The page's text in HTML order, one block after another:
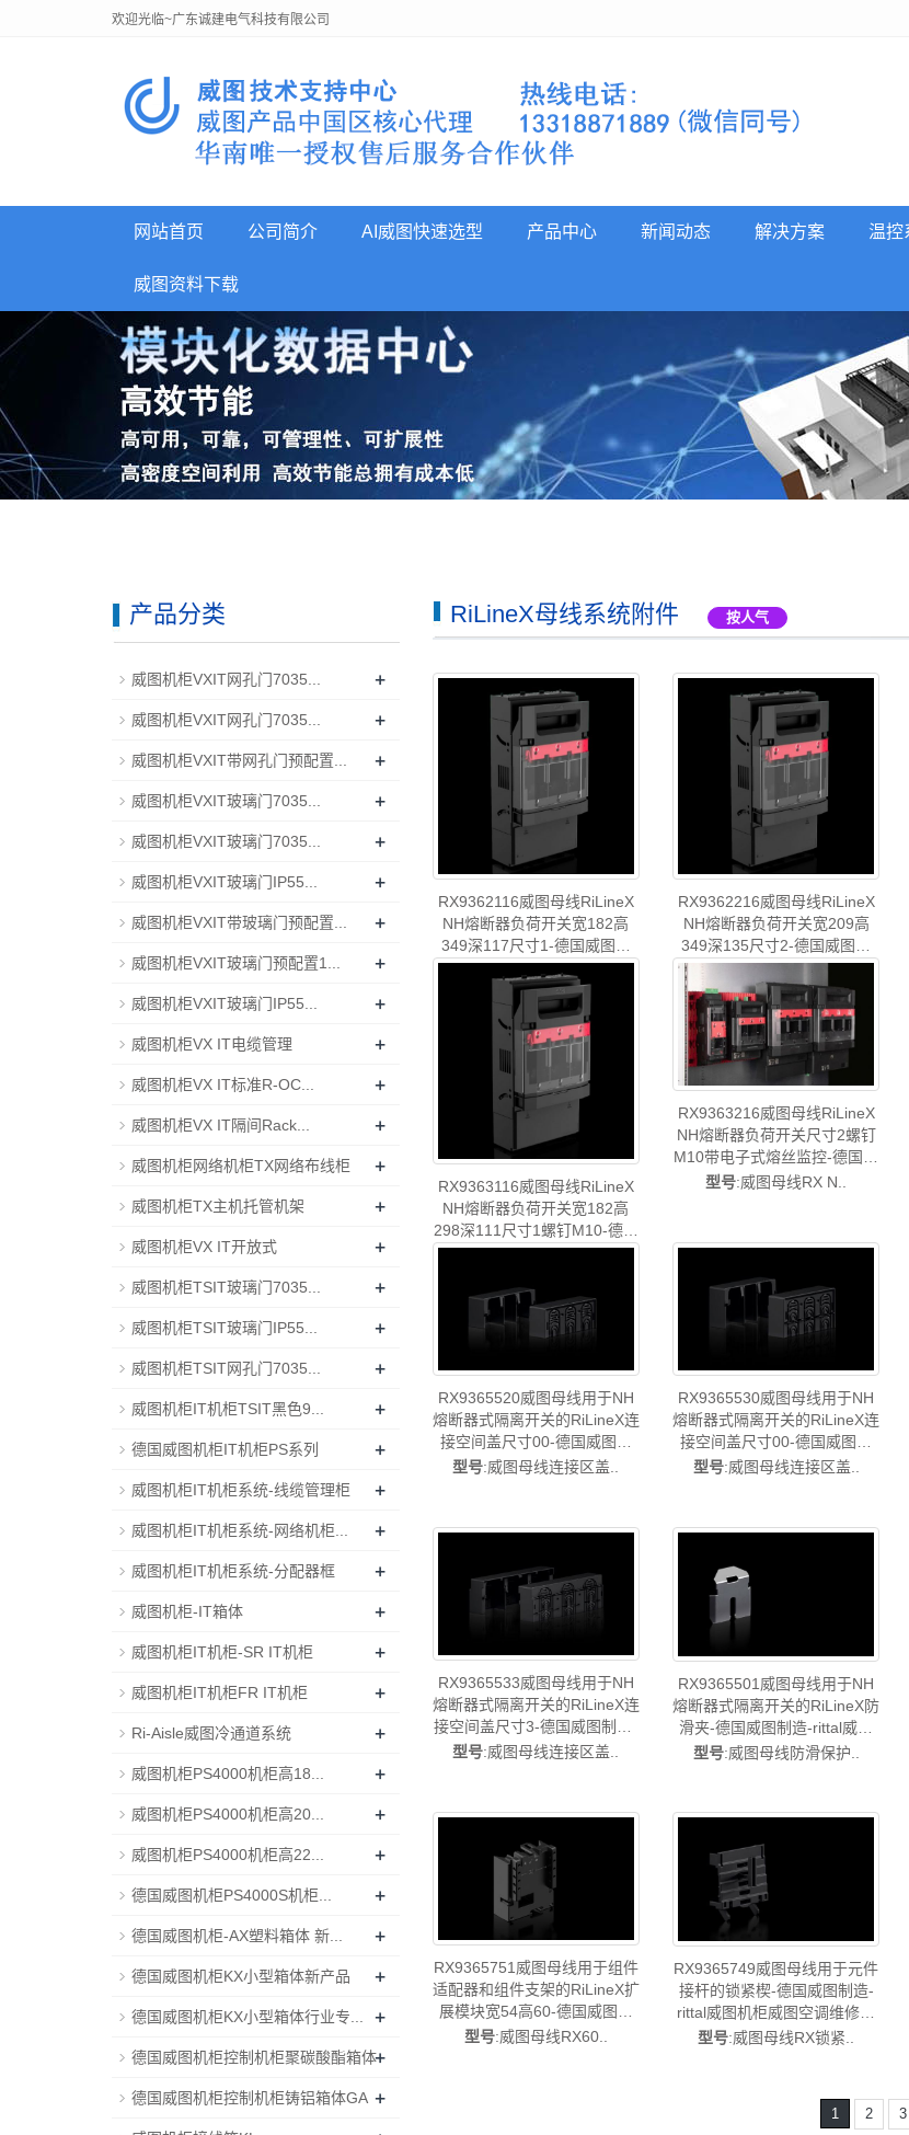
欢迎光临~广东诚建电气科技有限公司
网站首页 公司简介 AI威图快速选型 产品中心 新闻动态 解决方案 温控
威图资料下载
RiLineX母线系统附件 按人气
RX9362116威图母线RiLineX
NH熔断器负荷开关宽182高
349深117尺寸1-德国威图制
造-rittal威图铜排威图小母线威
图配件威图售后RX9362.116
:威图母线RX N..
RX9362216威图母线RiLineX
NH熔断器负荷开关宽209高
349深135尺寸2-德国威图制
造-rittal威图铜排威图小母线威
图配件威图售后RX9362.216
RX9363116威图母线RiLineX
NH熔断器负荷开关宽182高
298深111尺寸1螺钉M10-德国
威图制造-rittal威图铜排威图小
RX9363.116
RX9363216威图母线RiLineX
NH熔断器负荷开关尺寸2螺钉
M10带电子式熔丝监控-德国威
图制造-rittal威图铜排威图小母
型号:威图母线RX N..
RX9365520威图母线用于NH
熔断器式隔离开关的RiLineX连
接空间盖尺寸00-德国威图制
造-rittal威图机柜威图空调维修
型号:威图母线连接区盖..
RX9365530威图母线用于NH
熔断器式隔离开关的RiLineX连
接空间盖尺寸00-德国威图制
造-rittal威图机柜威图空调维修
型号:威图母线连接区盖..
RX9365533威图母线用于NH
熔断器式隔离开关的RiLineX连
接空间盖尺寸3-德国威图制造-
rittal威图机柜威图空调维修威
型号:威图母线连接区盖..
RX9365501威图母线用于NH
熔断器式隔离开关的RiLineX防
滑夹-德国威图制造-rittal威图
机柜威图空调维修威图电柜威
型号:威图母线防滑保护..
RX9365751威图母线用于组件
适配器和组件支架的RiLineX扩
展模块宽54高60-德国威图制
造-rittal威图机柜威图空调维修
型号:威图母线RX60..
RX9365749威图母线用于元件
接杆的锁紧楔-德国威图制造-
rittal威图机柜威图空调维修威
图电柜威图风扇威图PDU威图
型号:威图母线RX锁紧..
1 2 3
产品分类
威图机柜VXIT网孔门7035... +
威图机柜VXIT网孔门7035... +
威图机柜VXIT带网孔门预配置... +
威图机柜VXIT玻璃门7035... +
威图机柜VXIT玻璃门7035... +
威图机柜VXIT玻璃门IP55... +
威图机柜VXIT带玻璃门预配置... +
威图机柜VXIT玻璃门预配置1... +
威图机柜VXIT玻璃门IP55... +
威图机柜VX IT电缆管理 +
威图机柜VX IT标准R-OC... +
威图机柜VX IT隔间Rack... +
威图机柜网络机柜TX网络布线柜 +
威图机柜TX主机托管机架 +
威图机柜VX IT开放式 +
威图机柜TSIT玻璃门7035... +
威图机柜TSIT玻璃门IP55... +
威图机柜TSIT网孔门7035... +
威图机柜IT机柜TSIT黑色9... +
德国威图机柜IT机柜PS系列 +
威图机柜IT机柜系统-线缆管理柜 +
威图机柜IT机柜系统-网络机柜... +
威图机柜IT机柜系统-分配器框 +
威图机柜-IT箱体 +
威图机柜IT机柜-SR IT机柜 +
威图机柜IT机柜FR IT机柜 +
Ri-Aisle威图冷通道系统 +
威图机柜PS4000机柜高18... +
威图机柜PS4000机柜高20... +
威图机柜PS4000机柜高22... +
德国威图机柜PS4000S机柜... +
德国威图机柜-AX塑料箱体 新... +
德国威图机柜KX小型箱体新产品 +
德国威图机柜KX小型箱体行业专... +
德国威图机柜控制机柜聚碳酸酯箱体+
德国威图机柜控制机柜铸铝箱体GA +